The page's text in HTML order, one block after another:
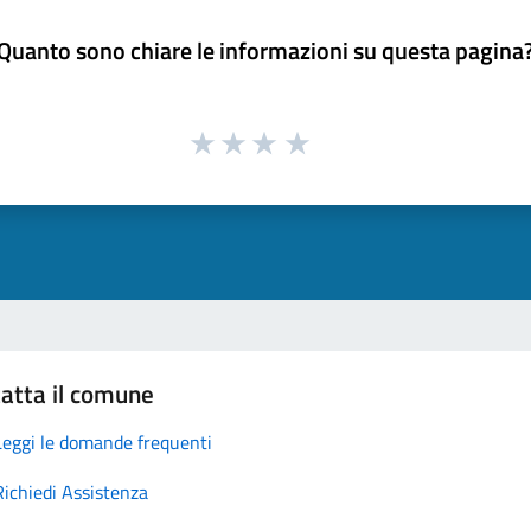
sono chiare le informazioni su questa
il comune
le domande frequenti
Assistenza